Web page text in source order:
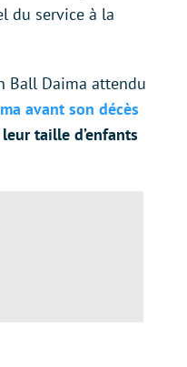
du service à la
Ball Daima attendu
avant son décès
taille d’enfants